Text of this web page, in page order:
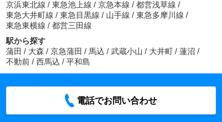
京浜東北線 / 東急池上線 / 京急本線 / 都営浅草線 /
東急大井町線 / 東急目黒線 / 山手線 / 東急多摩川線 /
東急東横線 / 都営三田線
駅から探す
蒲田 / 大森 / 京急蒲田 / 馬込 / 武蔵小山 / 大井町 / 蓮沼 /
不動前 / 西馬込 / 平和島
電話でお問い合わせ